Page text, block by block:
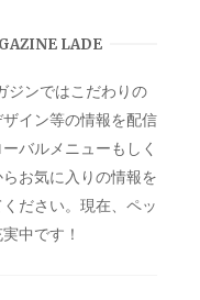
LADE
ジンではこだわりの
イン等の情報を配信
バルメニューもしく
お気に入りの情報を
ださい。現在、ペッ
中です！